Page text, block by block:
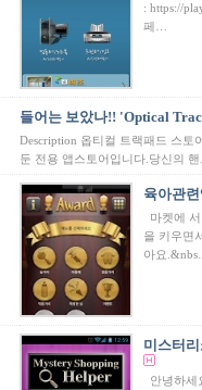
: https://
페…
들어는 보았나!! 'Optical
Description 옵티컬 트랙패드 스토
둔 전용 앱스토어입니다.당신의
육아관
마켓에
을 키우면
아요
미스터
안녕하세